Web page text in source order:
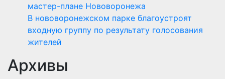
мастер-плане Нововоронежа
В нововоронежском парке благоустроят
входную группу по результату голосования
жителей
Архивы